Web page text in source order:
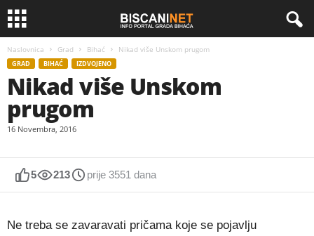
Naslovnica Grad Bihać Nikad više Unskom prugom
GRAD BIHAĆ IZDVOJENO
Nikad više Unskom
prugom
16 Novembra, 2016
5 213 prije 3551 dana
Ne treba se zavaravati pričama koje se pojavlju